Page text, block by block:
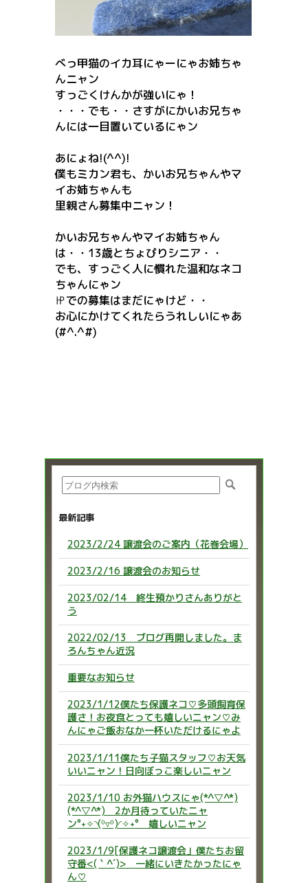
べっ甲猫のイカ耳にゃーにゃお姉ちゃ
んニャン
すっごくけんかが強いにゃ！
・・・でも・・さすがにかいお兄ちゃ
んには一目置いているにゃン
あにょね!(^^)!
僕もミカン君も、かいお兄ちゃんやマ
イお姉ちゃんも
里親さん募集中ニャン！
かいお兄ちゃんやマイお姉ちゃん
は・・13歳とちょぴりシニア・・
でも、すっごく人に慣れた温和なネコ
ちゃんにゃン
㏋での募集はまだにゃけど・・
お心にかけてくれたらうれしいにゃあ
(#^.^#)
最新記事
2023/2/24 譲渡会のご案内（花巻会場）
2023/2/16 譲渡会のお知らせ
2023/02/14 終生預かりさんありがと
う
2022/02/13 ブログ再開しました。ま
ろんちゃん近況
重要なお知らせ
2023/1/12僕たち保護ネコ♡多頭飼育保
護さ！お夜食とっても嬉しいニャン♡み
んにゃご飯おなか一杯いただけるにゃよ
2023/1/11僕たち子猫スタッフ♡お天気
いいニャン！日向ぼっこ楽しいニャン
2023/1/10 お外猫ハウスにゃ(*^▽^*)
(*^▽^*) 2か月待っていたニャ
ン°˖✧◝(⁰▿⁰)◜✧˖° 嬉しいニャン
2023/1/9[保護ネコ譲渡会」僕たちお留
守番<(｀^´)> 一緒にいきたかったにゃ
ん♡